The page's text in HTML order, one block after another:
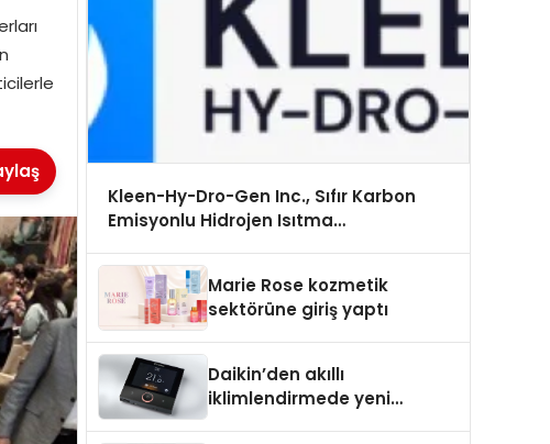
Kleen-Hy-Dro-Gen Inc., Sıfır Karbon
Emisyonlu Hidrojen Isıtma
Onaylarını Aldı
Marie Rose kozmetik
sektörüne giriş yaptı
Daikin’den akıllı
iklimlendirmede yeni